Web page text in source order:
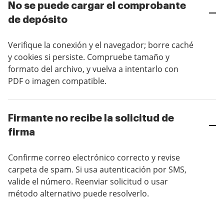
No se puede cargar el comprobante
de depósito
Verifique la conexión y el navegador; borre caché
y cookies si persiste. Compruebe tamaño y
formato del archivo, y vuelva a intentarlo con
PDF o imagen compatible.
Firmante no recibe la solicitud de
firma
Confirme correo electrónico correcto y revise
carpeta de spam. Si usa autenticación por SMS,
valide el número. Reenviar solicitud o usar
método alternativo puede resolverlo.